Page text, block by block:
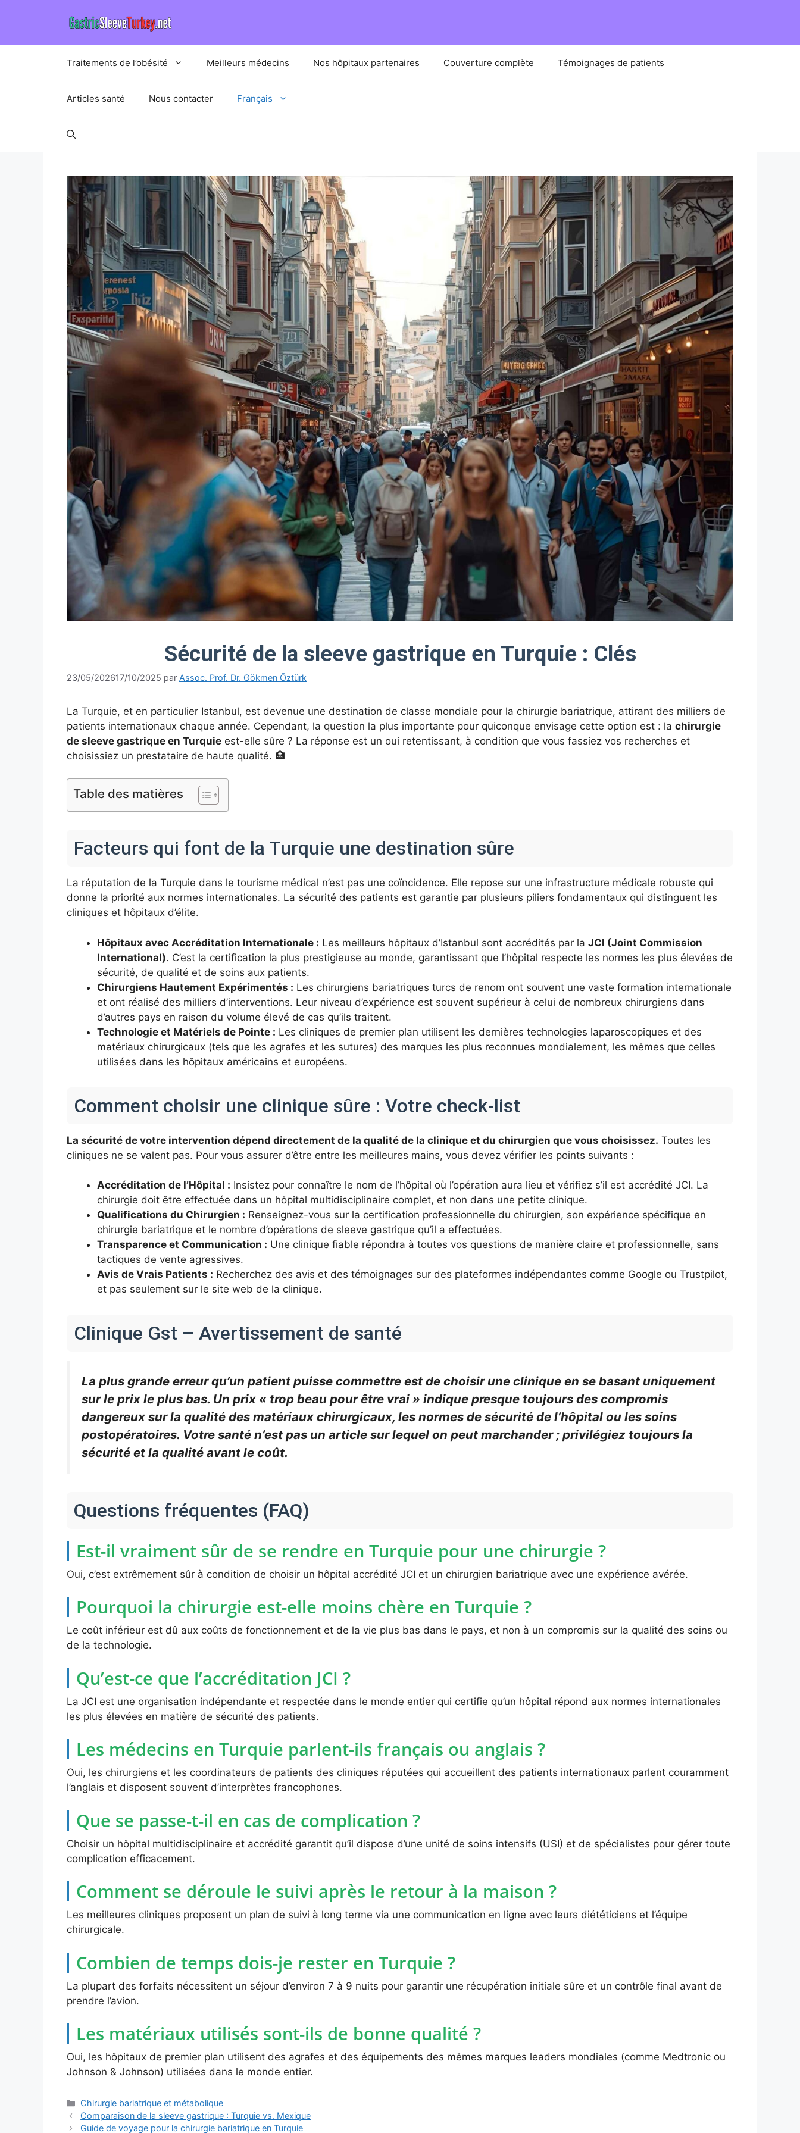
Traitements de l’obésité Meilleurs médecins Nos hôpitaux partenaires Couverture complète Témoignages de patients
Articles santé Nous contacter Français
Sécurité de la sleeve gastrique en Turquie : Clés
23/05/202617/10/2025 par Assoc. Prof. Dr. Gökmen Öztürk
La Turquie, et en particulier Istanbul, est devenue une destination de classe mondiale pour la chirurgie bariatrique, attirant des milliers de
patients internationaux chaque année. Cependant, la question la plus importante pour quiconque envisage cette option est : la chirurgie
de sleeve gastrique en Turquie est-elle sûre ? La réponse est un oui retentissant, à condition que vous fassiez vos recherches et
choisissiez un prestataire de haute qualité. 🏥
Table des matières
Facteurs qui font de la Turquie une destination sûre
La réputation de la Turquie dans le tourisme médical n’est pas une coïncidence. Elle repose sur une infrastructure médicale robuste qui
donne la priorité aux normes internationales. La sécurité des patients est garantie par plusieurs piliers fondamentaux qui distinguent les
cliniques et hôpitaux d’élite.
Hôpitaux avec Accréditation Internationale : Les meilleurs hôpitaux d’Istanbul sont accrédités par la JCI (Joint Commission
International). C’est la certification la plus prestigieuse au monde, garantissant que l’hôpital respecte les normes les plus élevées de
sécurité, de qualité et de soins aux patients.
Chirurgiens Hautement Expérimentés : Les chirurgiens bariatriques turcs de renom ont souvent une vaste formation internationale
et ont réalisé des milliers d’interventions. Leur niveau d’expérience est souvent supérieur à celui de nombreux chirurgiens dans
d’autres pays en raison du volume élevé de cas qu’ils traitent.
Technologie et Matériels de Pointe : Les cliniques de premier plan utilisent les dernières technologies laparoscopiques et des
matériaux chirurgicaux (tels que les agrafes et les sutures) des marques les plus reconnues mondialement, les mêmes que celles
utilisées dans les hôpitaux américains et européens.
Comment choisir une clinique sûre : Votre check-list
La sécurité de votre intervention dépend directement de la qualité de la clinique et du chirurgien que vous choisissez. Toutes les
cliniques ne se valent pas. Pour vous assurer d’être entre les meilleures mains, vous devez vérifier les points suivants :
Accréditation de l’Hôpital : Insistez pour connaître le nom de l’hôpital où l’opération aura lieu et vérifiez s’il est accrédité JCI. La
chirurgie doit être effectuée dans un hôpital multidisciplinaire complet, et non dans une petite clinique.
Qualifications du Chirurgien : Renseignez-vous sur la certification professionnelle du chirurgien, son expérience spécifique en
chirurgie bariatrique et le nombre d’opérations de sleeve gastrique qu’il a effectuées.
Transparence et Communication : Une clinique fiable répondra à toutes vos questions de manière claire et professionnelle, sans
tactiques de vente agressives.
Avis de Vrais Patients : Recherchez des avis et des témoignages sur des plateformes indépendantes comme Google ou Trustpilot,
et pas seulement sur le site web de la clinique.
Clinique Gst – Avertissement de santé
La plus grande erreur qu’un patient puisse commettre est de choisir une clinique en se basant uniquement
sur le prix le plus bas. Un prix « trop beau pour être vrai » indique presque toujours des compromis
dangereux sur la qualité des matériaux chirurgicaux, les normes de sécurité de l’hôpital ou les soins
postopératoires. Votre santé n’est pas un article sur lequel on peut marchander ; privilégiez toujours la
sécurité et la qualité avant le coût.
Questions fréquentes (FAQ)
Est-il vraiment sûr de se rendre en Turquie pour une chirurgie ?
Oui, c’est extrêmement sûr à condition de choisir un hôpital accrédité JCI et un chirurgien bariatrique avec une expérience avérée.
Pourquoi la chirurgie est-elle moins chère en Turquie ?
Le coût inférieur est dû aux coûts de fonctionnement et de la vie plus bas dans le pays, et non à un compromis sur la qualité des soins ou
de la technologie.
Qu’est-ce que l’accréditation JCI ?
La JCI est une organisation indépendante et respectée dans le monde entier qui certifie qu’un hôpital répond aux normes internationales
les plus élevées en matière de sécurité des patients.
Les médecins en Turquie parlent-ils français ou anglais ?
Oui, les chirurgiens et les coordinateurs de patients des cliniques réputées qui accueillent des patients internationaux parlent couramment
l’anglais et disposent souvent d’interprètes francophones.
Que se passe-t-il en cas de complication ?
Choisir un hôpital multidisciplinaire et accrédité garantit qu’il dispose d’une unité de soins intensifs (USI) et de spécialistes pour gérer toute
complication efficacement.
Comment se déroule le suivi après le retour à la maison ?
Les meilleures cliniques proposent un plan de suivi à long terme via une communication en ligne avec leurs diététiciens et l’équipe
chirurgicale.
Combien de temps dois-je rester en Turquie ?
La plupart des forfaits nécessitent un séjour d’environ 7 à 9 nuits pour garantir une récupération initiale sûre et un contrôle final avant de
prendre l’avion.
Les matériaux utilisés sont-ils de bonne qualité ?
Oui, les hôpitaux de premier plan utilisent des agrafes et des équipements des mêmes marques leaders mondiales (comme Medtronic ou
Johnson & Johnson) utilisées dans le monde entier.
Catégories
Chirurgie bariatrique et métabolique
Comparaison de la sleeve gastrique : Turquie vs. Mexique
Guide de voyage pour la chirurgie bariatrique en Turquie